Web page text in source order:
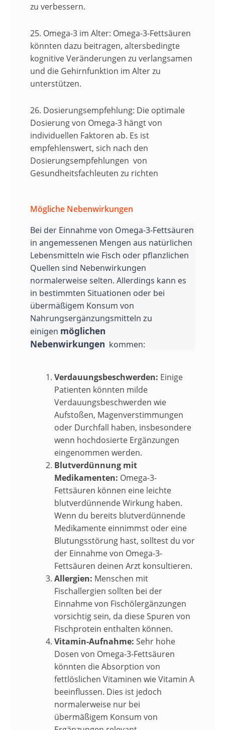
zu verbessern.
25. Omega-3 im Alter: Omega-3-Fettsäuren
könnten dazu beitragen, altersbedingte
kognitive Veränderungen zu verlangsamen
und die Gehirnfunktion im Alter zu
unterstützen.
26. Dosierungsempfehlung: Die optimale
Dosierung von Omega-3 hängt von
individuellen Faktoren ab. Es ist
empfehlenswert, sich nach den
Dosierungsempfehlungen von
Gesundheitsfachleuten zu richten
Mögliche Nebenwirkungen
Bei der Einnahme von Omega-3-Fettsäuren
in angemessenen Mengen aus natürlichen
Lebensmitteln wie Fisch oder pflanzlichen
Quellen sind Nebenwirkungen
normalerweise selten. Allerdings kann es
in bestimmten Situationen oder bei
übermäßigem Konsum von
Nahrungsergänzungsmitteln zu
einigen möglichen
Nebenwirkungen kommen:
Verdauungsbeschwerden: Einige
Patienten könnten milde
Verdauungsbeschwerden wie
Aufstoßen, Magenverstimmungen
oder Durchfall haben, insbesondere
wenn hochdosierte Ergänzungen
eingenommen werden.
Blutverdünnung mit
Medikamenten: Omega-3-
Fettsäuren können eine leichte
blutverdünnende Wirkung haben.
Wenn du bereits blutverdünnende
Medikamente einnimmst oder eine
Blutungsstörung hast, solltest du vor
der Einnahme von Omega-3-
Fettsäuren deinen Arzt konsultieren.
Allergien: Menschen mit
Fischallergien sollten bei der
Einnahme von Fischölergänzungen
vorsichtig sein, da diese Spuren von
Fischprotein enthalten können.
Vitamin-Aufnahme: Sehr hohe
Dosen von Omega-3-Fettsäuren
könnten die Absorption von
fettlöslichen Vitaminen wie Vitamin A
beeinflussen. Dies ist jedoch
normalerweise nur bei
übermäßigem Konsum von